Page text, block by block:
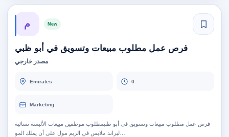
م New
فرص عمل مطلوب مبيعات وتسويق في أبو ظبي
مصدر خارجي
Emirates 0
Marketing
فرص عمل مطلوب مبيعات وتسويق في أبو ظبيمطلوب موظفين مبيعات الألبسة نسائية